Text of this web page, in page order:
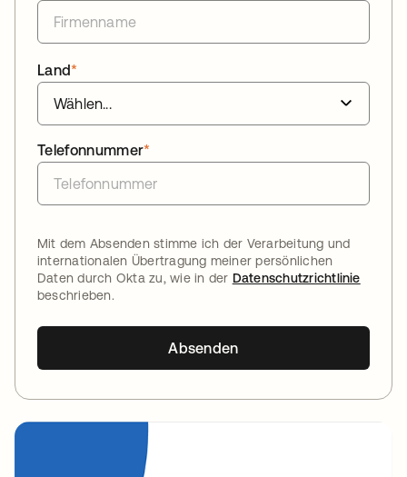
*
Land
*
Telefonnummer
Mit dem Absenden stimme ich der Verarbeitung und
internationalen Übertragung meiner persönlichen
Daten durch Okta zu, wie in der Datenschutzrichtlinie
beschrieben.
Absenden